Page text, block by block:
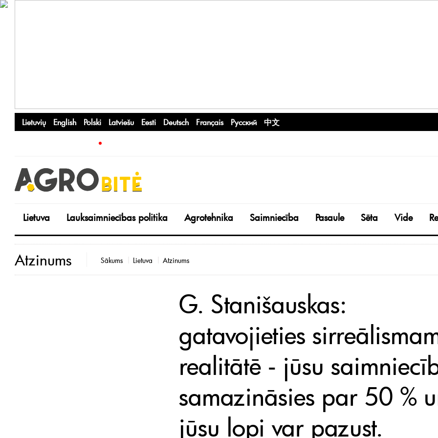
Lietuvių English Polski Latviešu Eesti Deutsch Français Русский 中文
Lietuva Lauksaimniecības politika Agrotehnika Saimniecība Pasaule Sēta Vide
Atzinums Sākums Lietuva Atzinums
G. Stanišauskas:
gatavojieties
realitātē - jūsu
samazināsies par 50 %
jūsu lopi var pazust.